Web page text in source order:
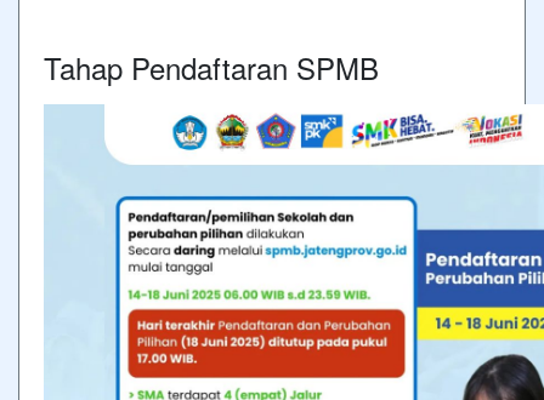
Tahap Pendaftaran SPMB